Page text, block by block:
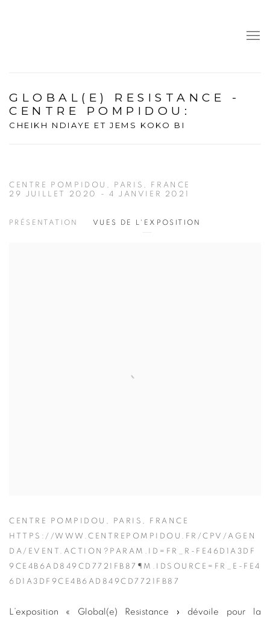
GLOBAL(E) RESISTANCE -
CENTRE POMPIDOU :
CHEIKH NDIAYE ET JEMS KOKO BI
CENTRE POMPIDOU, PARIS, FRANCE
29 JUILLET 2020 - 4 JANVIER 2021
PRÉSENTATION VUES DE L'EXPOSITION
CENTRE POMPIDOU, PARIS, FRANCE
HTTPS://WWW.CENTREPOMPIDOU.FR/CPV/AGEN
DA/EVENT.ACTION?PARAM.ID=FR_R-FE46D1A3DF
9CE4B6AD849CD7721FB87¶M.IDSOURCE=FR_E-FE4
6D1A3DF9CE4B6AD849CD7721FB87
L’exposition « Global(e) Resistance » dévoile pour la